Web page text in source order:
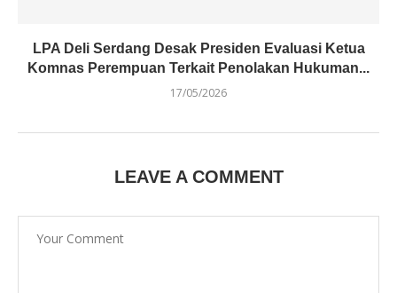
LPA Deli Serdang Desak Presiden Evaluasi Ketua
Komnas Perempuan Terkait Penolakan Hukuman...
17/05/2026
LEAVE A COMMENT